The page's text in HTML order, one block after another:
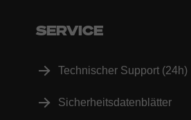
SERVICE
Technischer Support (24h)
Sicherheitsdatenblätter